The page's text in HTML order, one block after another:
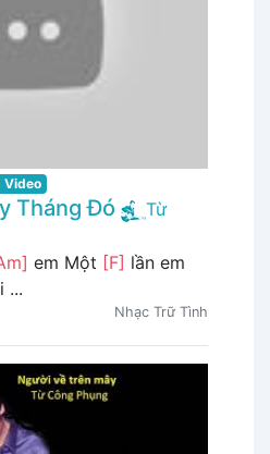
Video
Tháng Đó
Từ
em Một [F] lần em
...
Nhạc Trữ Tình